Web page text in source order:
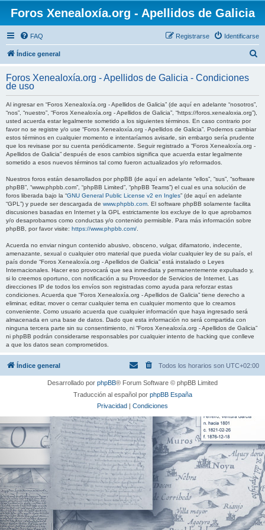
Foros Xenealoxía.org - Apellidos de Galicia
FAQ Identificarse
Registrarse
Índice general
c
Foros Xenealoxía.org - Apellidos de Galicia - Condiciones
de uso
Al ingresar en “Foros Xenealoxía.org - Apellidos de Galicia” (de aquí en adelante “nosotros”,
“nos”, “nuestro”, “Foros Xenealoxía.org - Apellidos de Galicia”, “https://foros.xenealoxia.org”),
usted acuerda estar legalmente sometido a los siguientes términos. En caso contrario por
favor no se registre y/o use “Foros Xenealoxía.org - Apellidos de Galicia”. Podemos cambiar
estos términos en cualquier momento e intentaríamos avisarle, sin embargo sería prudente
que los revisase por su cuenta periódicamente. Seguir registrado a “Foros Xenealoxía.org -
Apellidos de Galicia” después de esos cambios significa que acuerda estar legalmente
sometido a esos nuevos términos tal como fueron actualizados y/o reformados.
Nuestros foros están desarrollados por phpBB (de aquí en adelante “ellos”, “sus”, “software
phpBB”, “www.phpbb.com”, “phpBB Limited”, “phpBB Teams”) el cual es una solución de
foros liberada bajo la “GNU General Public License v2 en Ingles” (de aquí en adelante
“GPL”) y puede ser descargada de www.phpbb.com . El software phpBB solamente facilita
discusiones basadas en Internet y la GPL estrictamente los excluye de lo que aprobamos
y/o desaprobamos como conductas y/o contenido permisible. Para más información sobre
phpBB, por favor visite: https://www.phpbb.com/
Acuerda no enviar ningun contenido abusivo, obsceno, vulgar, difamatorio, indecente,
amenazante, sexual o cualquier otro material que pueda violar cualquier ley de su país, el
país donde “Foros Xenealoxía.org - Apellidos de Galicia” está instalado o Leyes
Internacionales. Hacer eso provocará que sea inmediata y permanentemente expulsado y,
si lo creemos oportuno, con notificación a su Proveedor de Servicios de Internet. Las
direcciones IP de todos los envíos son registradas como ayuda para reforzar estas
condiciones. Acuerda que “Foros Xenealoxía.org - Apellidos de Galicia” tiene derecho a
eliminar, editar, mover o cerrar cualquier tema en cualquier momento que lo creamos
conveniente. Como usuario acuerda que cualquier información que haya ingresado será
almacenada en una base de datos. Dado que esta información no será compartida con
ninguna tercera parte sin su consentimiento, ni “Foros Xenealoxía.org - Apellidos de Galicia”
ni phpBB podrán considerarse responsables por cualquier intento de hacking que conlleve
a que los datos sean comprometidos.
Índice general Todos los horarios son UTC+02:00
Desarrollado por phpBB® Forum Software © phpBB Limited
Traducción al español por phpBB España
Privacidad | Condiciones